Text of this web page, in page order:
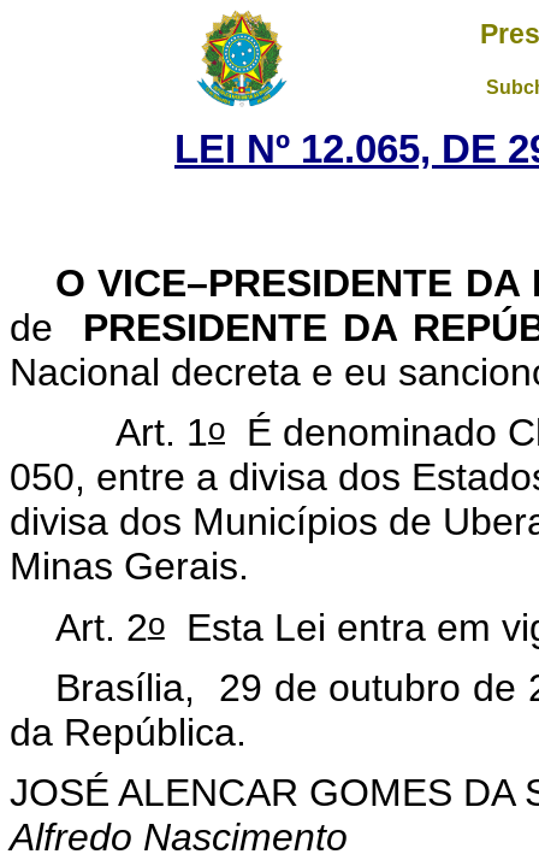
LEI Nº 12.065, DE
O VICE–PRESIDENTE
de
PRESIDENTE DA
Nacional decreta e eu
Art. 1o É denominado
050, entre a divisa dos
divisa dos Municípios de
Minas Gerais.
Art. 2oEsta Lei entra em
Brasília, 29 de outubro de
da República.
JOSÉ ALENCAR GOMES DA
Alfredo Nascimento